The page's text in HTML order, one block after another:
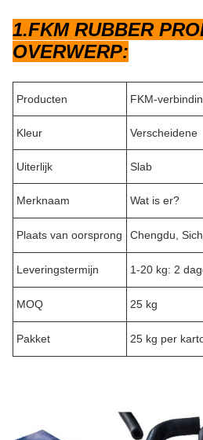
1.FKM RUBBER
OVERWERP:
Producten FKM-
Kleur Verscheidene
Uiterlijk Slab
Merknaam Wat is er?
Plaats van oorsprong Chengdu,
Leveringstermijn 1-20 kg: 2
MOQ 25 kg
Pakket 25 kg per